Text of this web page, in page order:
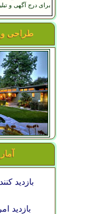
برای درج آگهی و
طراحی و
بازدید
بازدید